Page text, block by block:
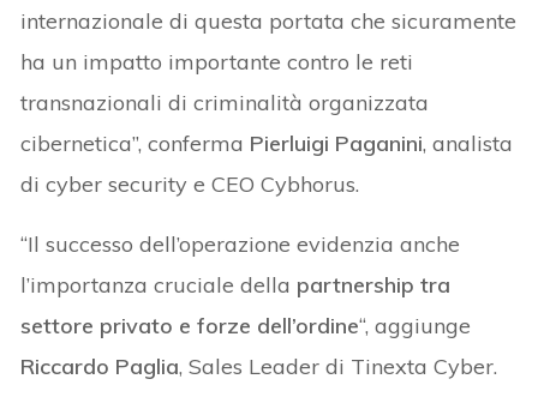
internazionale di questa portata che sicuramente
ha un impatto importante contro le reti
transnazionali di criminalità organizzata
cibernetica”, conferma Pierluigi Paganini, analista
di cyber security e CEO Cybhorus.
“Il successo dell’operazione evidenzia anche
l’importanza cruciale della partnership tra
settore privato e forze dell’ordine“, aggiunge
Riccardo Paglia, Sales Leader di Tinexta Cyber.